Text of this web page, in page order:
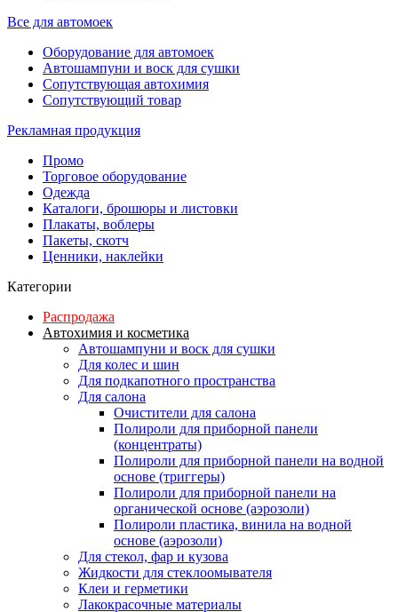
Все для автомоек
Оборудование для автомоек
Автошампуни и воск для сушки
Сопутствующая автохимия
Сопутствующий товар
Рекламная продукция
Промо
Торговое оборудование
Одежда
Каталоги, брошюры и листовки
Плакаты, воблеры
Пакеты, скотч
Ценники, наклейки
Категории
Распродажа
Автохимия и косметика
Автошампуни и воск для сушки
Для колес и шин
Для подкапотного пространства
Для салона
Очистители для салона
Полироли для приборной панели
(концентраты)
Полироли для приборной панели на водной
основе (триггеры)
Полироли для приборной панели на
органической основе (аэрозоли)
Полироли пластика, винила на водной
основе (аэрозоли)
Для стекол, фар и кузова
Жидкости для стеклоомывателя
Клеи и герметики
Лакокрасочные материалы